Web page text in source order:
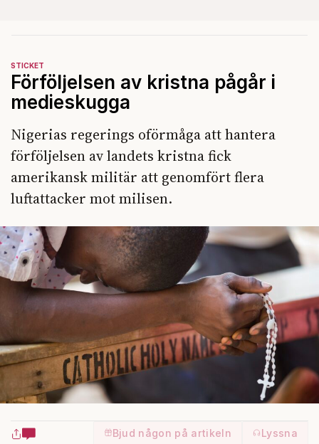
STICKET
Förföljelsen av kristna pågår i
medieskugga
Nigerias regerings oförmåga att hantera
förföljelsen av landets kristna fick
amerikansk militär att genomfört flera
luftattacker mot milisen.
Bjud någon på artikeln
Lyssna